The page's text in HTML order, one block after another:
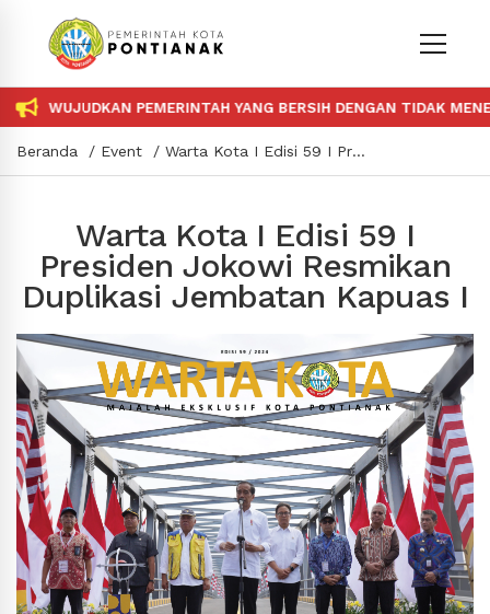
WUJUDKAN PEMERINTAH YANG BERSIH DENGAN TIDAK
Beranda Event Warta Kota I Edisi 59 I Presiden Jokowi Resmikan Duplikasi Jembatan Kapuas I
Warta Kota I Edisi 59 I
Presiden Jokowi Resmikan
Duplikasi Jembatan Kapuas I